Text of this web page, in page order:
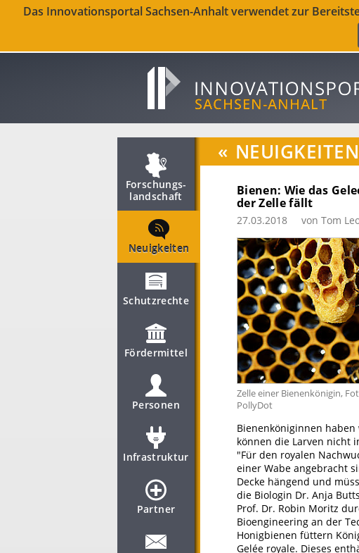
Das Innovationsportal Sachsen-Anhalt verwendet zur
Forschungs­
landschaft
Neuigkeiten
Schutzrechte
Fördermittel
Personen
Infrastruktur
Partner
« NEUIGKEITEN
Bienen: Wie das
der Zelle fällt
27.03.2018 von Tom
Zelle einer Bienenkönigin,
PollyDot
Bienenköniginnen
können die Larven nicht
"Für den royalen
einer Wabe angebracht
Decke hängend und
die Biologin Dr. Anja
Prof. Dr. Robin Moritz
Bioengineering an der
Honigbienen füttern
Gelée royale. Dieses